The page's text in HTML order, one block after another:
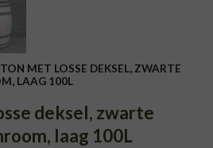
MET LOSSE DEKSEL, ZWARTE
LAAG 100L
deksel, zwarte
laag 100L